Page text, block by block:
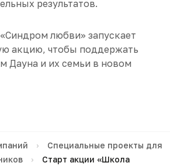
результатов.
любви» запускает
акцию, чтобы поддержать
Дауна и их семьи в новом
›
Специальные проекты для
›
Старт акции «Школа